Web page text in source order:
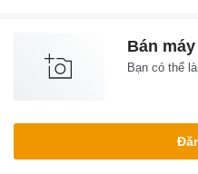
Bán
Bạn có thể